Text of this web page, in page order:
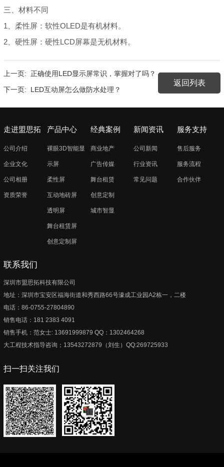
三、材料不同
1、柔性屏：软性OLED是有机材料。
2、硬性屏：硬性LCD屏幕是无机材料。
返回列表
上一页: 正确使用LED显示屏常识，掌握对了吗？
下一页: LED互动屏怎么做防水处理？
走进盟思拓
公司介绍
企业文化
公司相册
资质荣誉
产品中心
裸眼3D智能显
示屏
柔性屏
互动地砖屏
透明屏
舞台租赁屏
创意定制屏
经典案例
商业地产
广告传媒
舞台租赁
创意定制
城市智显
新闻资讯
公司新闻
行业资讯
常见问题
服务支持
售后服务
服务流程
合作伙伴
联系我们
深圳市盟思拓科技有限公司
地址：深圳市宝安区福海街道和秀西路66号濠成工业园A2栋一，二楼
电话：86-0755-27804890
销售电话：181 2383 4091
销售手机：范女士: 13691999879 QQ：1302464268
大工程技术指导咨询；13543272879（刘生）QQ:269725933
扫一扫关注我们